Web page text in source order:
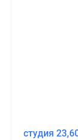
студия